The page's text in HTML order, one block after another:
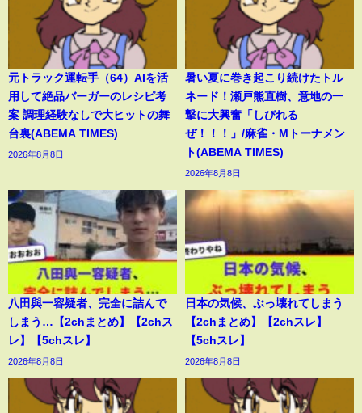
元トラック運転手（64）AIを活
用して絶品バーガーのレシピ考
案 調理経験なしで大ヒットの舞
台裏(ABEMA TIMES)
2026年8月8日
暑い夏に巻き起こり続けたトル
ネード！瀬戸熊直樹、意地の一
撃に大興奮「しびれる
ぜ！！！」/麻雀・Mトーナメン
ト(ABEMA TIMES)
2026年8月8日
八田與一容疑者、完全に詰んで
しまう…【2chまとめ】【2chス
レ】【5chスレ】
2026年8月8日
日本の気候、ぶっ壊れてしまう
【2chまとめ】【2chスレ】
【5chスレ】
2026年8月8日